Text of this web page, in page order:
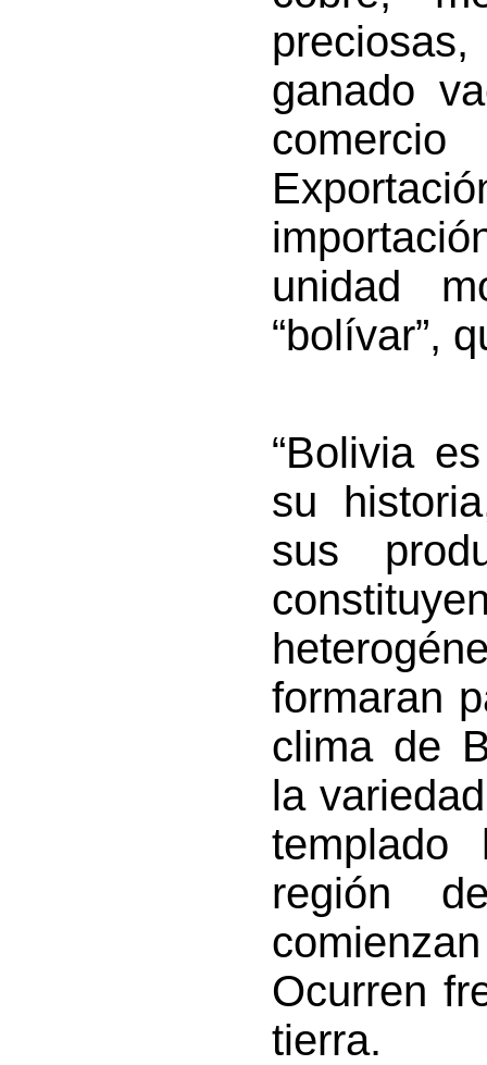
ganado
unidad
“bolívar”,
“Bolivia
su
sus
formaran
clima de
la
región
Ocurren
tierra.